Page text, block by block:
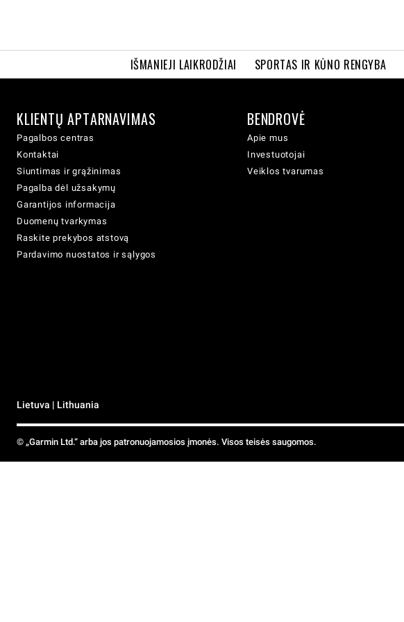
IŠMANIEJI LAIKRODŽIAI SPORTAS IR KŪNO RENGYBA
KLIENTŲ APTARNAVIMAS
Pagalbos centras
Kontaktai
Siuntimas ir grąžinimas
Pagalba dėl užsakymų
Garantijos informacija
Duomenų tvarkymas
Raskite prekybos atstovą
Pardavimo nuostatos ir sąlygos
BENDROVĖ
Apie mus
Investuotojai
Veiklos tvarumas
Lietuva | Lithuania
© „Garmin Ltd.“ arba jos patronuojamosios įmonės. Visos teisės saugomos.